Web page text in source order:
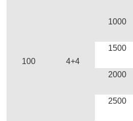
100 4+4
1000
1500
2000
2500